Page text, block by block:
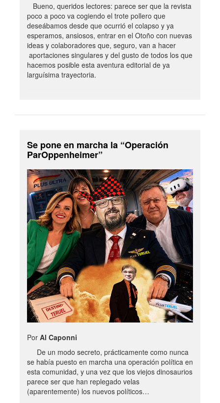
Bueno, queridos lectores: parece ser que la revista
poco a poco va cogiendo el trote pollero que
deseábamos desde que ocurrió el colapso y ya
esperamos, ansiosos, entrar en el Otoño con nuevas
ideas y colaboradores que, seguro, van a hacer
aportaciones singulares y del gusto de todos los que
hacemos posible esta aventura editorial de ya
larguísima trayectoria.
Se pone en marcha la “Operación
ParOppenheimer”
Por Al Caponni
De un modo secreto, prácticamente como nunca
se había puesto en marcha una operación política en
esta comunidad, y una vez que los viejos dinosaurios
parece ser que han replegado velas
(aparentemente) los nuevos políticos…